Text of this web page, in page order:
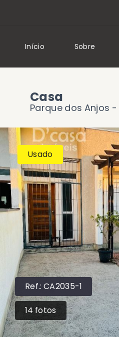
Início Sobre
Casa
Parque dos Anjos
Ref.:CA2035-1
14 fotos
Usado